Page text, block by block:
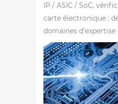
IP / ASIC / SoC,
carte électronique :
domaines d’expertise